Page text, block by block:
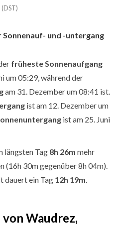
(DST)
und -untergang
früheste Sonnenaufgang
um 05:29, während der
am 31. Dezember um 08:41 ist.
ist am 12. Dezember um
ist am 25. Juni
längsten Tag 8h 26m mehr
(16h 30m gegenüber 8h 04m).
dauert ein Tag 12h 19m
Waudrez,